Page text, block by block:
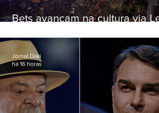
Bets avançam na cultura via Lei
artistas
Jornal Daki
há 16 horas